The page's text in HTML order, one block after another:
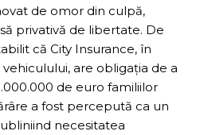
de omor din culpă,
privativă de libertate. De
că City Insurance, în
are obligația de a
de euro familiilor
a fost percepută ca un
necesitatea